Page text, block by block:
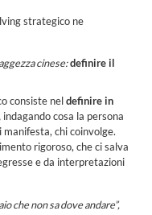
strategico ne
cinese: definire il
consiste neldefinire in
indagando cosa la persona
chi coinvolge.
rigoroso, che ci salva
e da interpretazioni
che non sa dove andare”,